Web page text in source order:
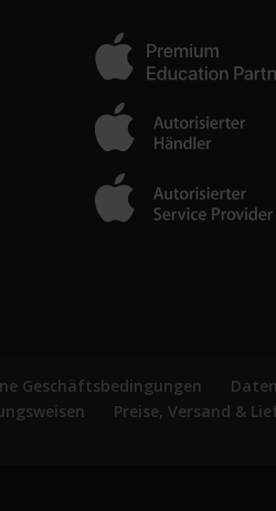
Geschäftsbedingungen
Preise, Versand &